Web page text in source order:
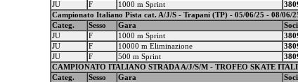
JU
F 1000 m Sprint
Campionato Italiano Pista cat. A/J/S - Trapani (TP) - 05/06/25 - 08/06/
Categ.
Sesso Gara
JU
F 1000 m Sprint
JU
F 10000 m Eliminazione
JU
F 500 m Sprint
CAMPIONATO ITALIANO STRADA A/J/S/M - TROFEO SKATE
Categ.
Sesso Gara